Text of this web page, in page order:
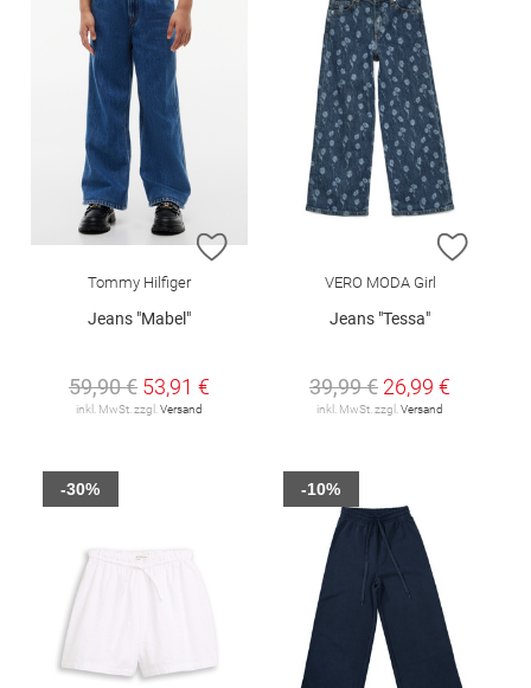
ZUR WUNSCHLISTE HINZUFÜGEN
Tommy Hilfiger
Jeans "Mabel"
59,90 € 53,91 €
inkl. MwSt. zzgl. Versand
ZUR
VERO MODA Girl
Jeans "Tessa"
39,99 € 26,99 €
inkl. MwSt. zzgl. Versand
-30% -10%